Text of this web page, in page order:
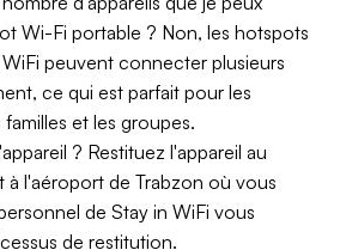
Wi-Fi portable ? Non, les hotspots
peuvent connecter plusieurs
ce qui est parfait pour les
et les groupes.
? Restituez l'appareil au
à l'aéroport de Trabzon où vous
de Stay in WiFi vous
de restitution.